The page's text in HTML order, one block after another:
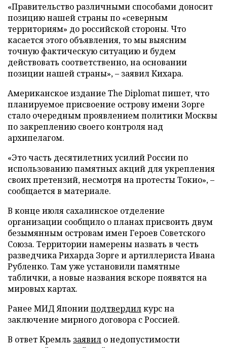
«Правительство различными способами доносит
позицию нашей страны по «северным
территориям» до российской стороны. Что
касается этого объявления, то мы выясним
точную фактическую ситуацию и будем
действовать соответственно, на основании
позиции нашей страны», – заявил Кихара.
Американское издание The Diplomat пишет, что
планируемое присвоение острову имени Зорге
стало очередным проявлением политики Москвы
по закреплению своего контроля над
архипелагом.
«Это часть десятилетних усилий России по
использованию памятных акций для укрепления
своих претензий, несмотря на протесты Токио», –
сообщается в материале.
В конце июля сахалинское отделение
организации сообщило о планах присвоить двум
безымянным островам имен Героев Советского
Союза. Территории намерены назвать в честь
разведчика Рихарда Зорге и артиллериста Ивана
Рубленко. Там уже установили памятные
таблички, а новые названия вскоре появятся на
мировых картах.
Ранее МИД Японииподтвердилкурс на
заключение мирного договора с Россией.
В ответ Кремль заявил о недопустимости